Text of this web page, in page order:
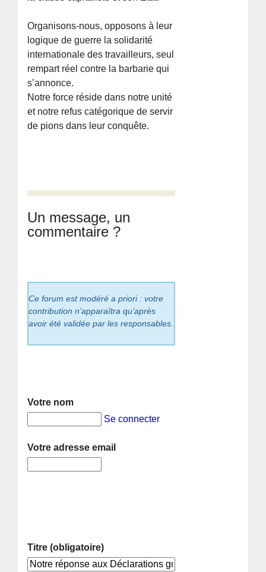
Organisons-nous, opposons à leur
logique de guerre la solidarité
internationale des travailleurs, seul
rempart réel contre la barbarie qui
s’annonce.
Notre force réside dans notre unité
et notre refus catégorique de servir
de pions dans leur conquête.
Un message, un
commentaire ?
Ce forum est modéré a priori : votre
contribution n’apparaîtra qu’après
avoir été validée par les responsables.
Votre nom
Se connecter
Votre adresse email
Titre (obligatoire)